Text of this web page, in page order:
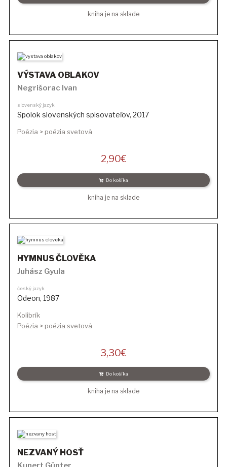
kniha je na sklade
VÝSTAVA OBLAKOV
Negrišorac Ivan
slovenský jazyk
Spolok slovenských spisovateľov, 2017
Poézia > poézia svetová
2,90€
Do košíka
kniha je na sklade
HYMNUS ČLOVĚKA
Juhász Gyula
český jazyk
Odeon, 1987
Kolibrík
Poézia > poézia svetová
3,30€
Do košíka
kniha je na sklade
NEZVANÝ HOSŤ